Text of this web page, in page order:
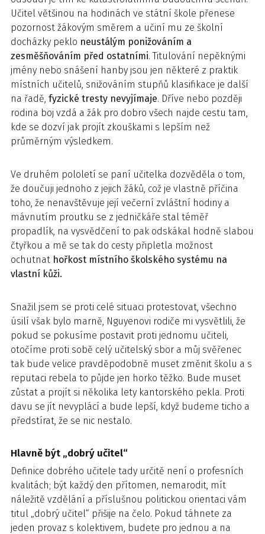
Učitel většinou na hodinách ve státní škole přenese
pozornost žákovým směrem a učiní mu ze školní
docházky peklo neustálým ponižováním a
zesměšňováním před ostatními. Titulování nepěknými
jmény nebo snášení hanby jsou jen některé z praktik
místních učitelů, snižováním stupňů klasifikace je další
na řadě, fyzické tresty nevyjímaje. Dříve nebo později
rodina boj vzdá a žák pro dobro všech najde cestu tam,
kde se dozví jak projít zkouškami s lepším než
průměrným výsledkem.
Ve druhém pololetí se paní učitelka dozvěděla o tom,
že doučuji jednoho z jejich žáků, což je vlastně příčina
toho, že nenavštěvuje její večerní zvláštní hodiny a
mávnutím proutku se z jedničkáře stal téměř
propadlík, na vysvědčení to pak odskákal hodně slabou
čtyřkou a mě se tak do cesty připletla možnost
ochutnat hořkost místního školského systému na
vlastní kůži.
Snažil jsem se proti celé situaci protestovat, všechno
úsilí však bylo marně, Nguyenovi rodiče mi vysvětlili, že
pokud se pokusíme postavit proti jednomu učiteli,
otočíme proti sobě celý učitelský sbor a můj svěřenec
tak bude velice pravděpodobně muset změnit školu a s
reputaci rebela to půjde jen horko těžko. Bude muset
zůstat a projít si několika lety kantorského pekla. Proti
davu se jít nevyplácí a bude lepší, když budeme ticho a
předstírat, že se nic nestalo.
Hlavně být „dobrý učitel“
Definice dobrého učitele tady určitě není o profesních
kvalitách; být každý den přítomen, nemarodit, mít
náležitě vzdělání a příslušnou politickou orientaci vám
titul „dobrý učitel“ přišije na čelo. Pokud táhnete za
jeden provaz s kolektivem, budete pro jednou a na